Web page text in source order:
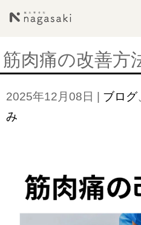
筋肉痛の改善方
2025年12月08日 | ブログ
み